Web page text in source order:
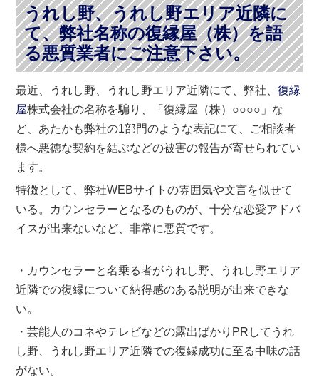
うれし野、うれし野エリア近隣に
て、弊社名称の復縁屋（株）を語
る悪質業者にご注意下さい。
最近、うれし野、うれし野エリア近隣にて、弊社、復縁
屋株式会社の名称を騙り、「復縁屋（株）○○○○」な
ど、あたかも弊社の1部門のような表記にて、ご相談者
様へ悪徳な契約を結ぶなどの被害の報告が寄せられてい
ます。
特徴として、弊社WEBサイトの雰囲気や文言を似せて
いる。カウンセラーとなるのものが、十分な恋愛アドバ
イスが出来ないなど、非常に悪質です。
・カウンセラーと名乗る者がうれし野、うれし野エリア
近隣での復縁について納得感のある説明が出来できな
い。
・芸能人のコネやテレビなどの露出ばかりPRしてうれ
し野、うれし野エリア近隣での復縁成功に至る中味の話
がない。